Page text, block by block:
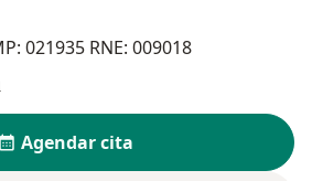
021935 RNE: 009018
Agendar cita